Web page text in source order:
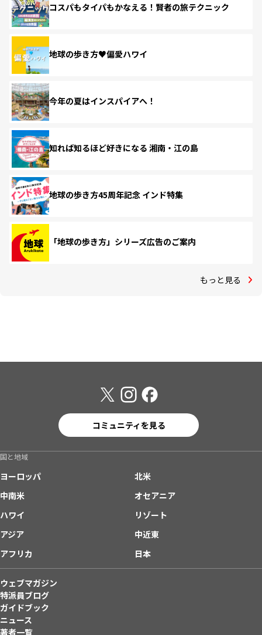
コスパもタイパもかなえる！賢者の旅テクニック
地球の歩き方♥偏愛ハワイ
今年の夏はインスパイアへ！
知れば知るほど好きになる 湘南・江の島
地球の歩き方45周年記念 インド特集
「地球の歩き方」シリーズ広告のご案内
もっと見る
コミュニティを見る
国と地域
ヨーロッパ
北米
中南米
オセアニア
ハワイ
リゾート
アジア
中近東
アフリカ
日本
ウェブマガジン
特派員ブログ
ガイドブック
ニュース
著者一覧